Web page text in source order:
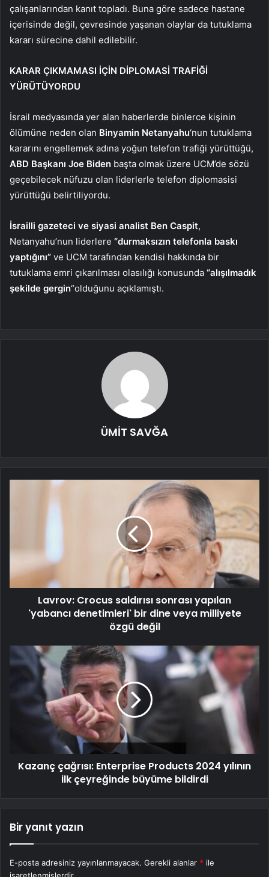
çalışanlarından kanıt topladı. Buna göre sadece hastane
içerisinde değil, çevresinde yaşanan olaylar da tutuklama
kararı sürecine dahil edilebilir.
KARAR ÇIKMAMASI İÇİN DİPLOMASİ TRAFİĞİ
YÜRÜTÜYORDU
İsrail medyasında yer alan haberlerde binlerce kişinin
ölümüne neden olan Binyamin Netanyahu‘nun tutuklama
kararını engellemek adına yoğun telefon trafiği yürüttüğü,
ABD Başkanı Joe Biden başta olmak üzere UCM’de sözü
geçebilecek nüfuzu olan liderlerle telefon diplomasisi
yürüttüğü belirtiliyordu.
İsrailli gazeteci ve siyasi analist Ben Caspit,
Netanyahu’nun liderlere “durmaksızın telefonla baskı
yaptığını” ve UCM tarafından kendisi hakkında bir
tutuklama emri çıkarılması olasılığı konusunda “alışılmadık
şekilde gergin“olduğunu açıklamıştı.
ÜMİT SAVĞA
Lavrov: Crocus saldırısı sonrası yapılan
'yabancı denetimleri' bir dine veya milliyete
özgü değil
Kazanç çağrısı: Enterprise Products 2024 yılının
ilk çeyreğinde büyüme bildirdi
Bir yanıt yazın
E-posta adresiniz yayınlanmayacak. Gerekli alanlar * ile